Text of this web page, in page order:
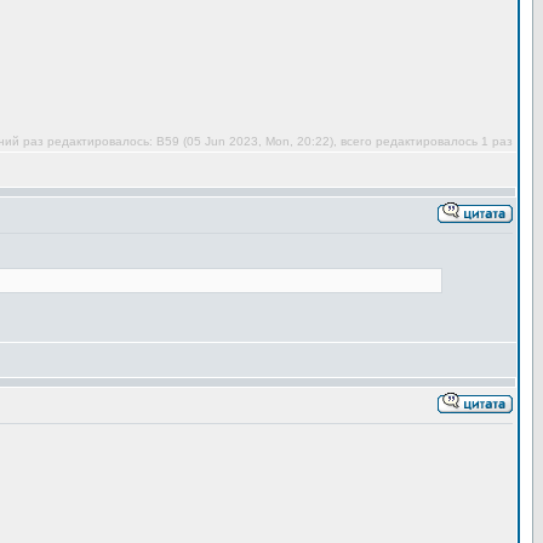
раз редактировалось: В59 (05 Jun 2023, Mon, 20:22), всего редактировалось 1 раз